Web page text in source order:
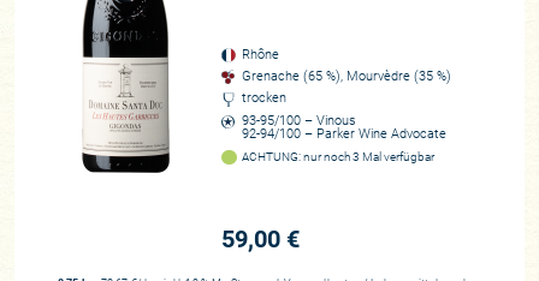
Rhône
Grenache (65 %), Mourvèdre (35 %)
trocken
93-95/100 – Vinous
92-94/100 – Parker Wine Advocate
ACHTUNG: nur noch 3 Mal verfügbar
59,00 €